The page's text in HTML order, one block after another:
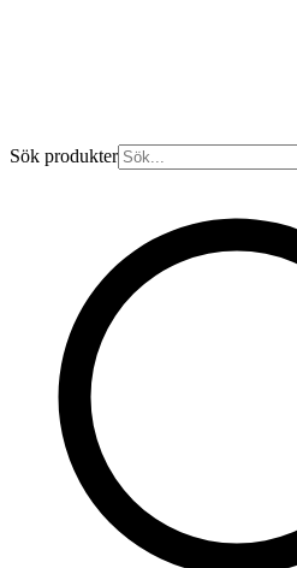
Sök produkter